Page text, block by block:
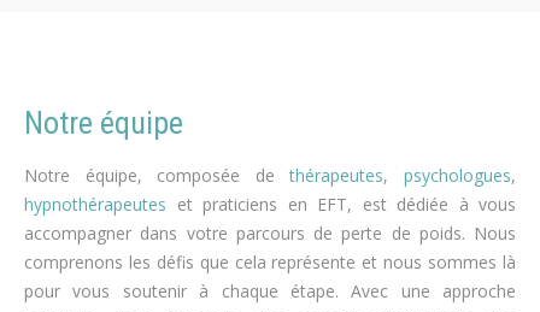
Notre équipe
Notre équipe, composée dethérapeutes,psychologues,
hypnothérapeutes et praticiens en EFT, est dédiée à vous
accompagner dans votre parcours de perte de poids. Nous
comprenons les défis que cela représente et nous sommes là
pour vous soutenir à chaque étape. Avec une approche